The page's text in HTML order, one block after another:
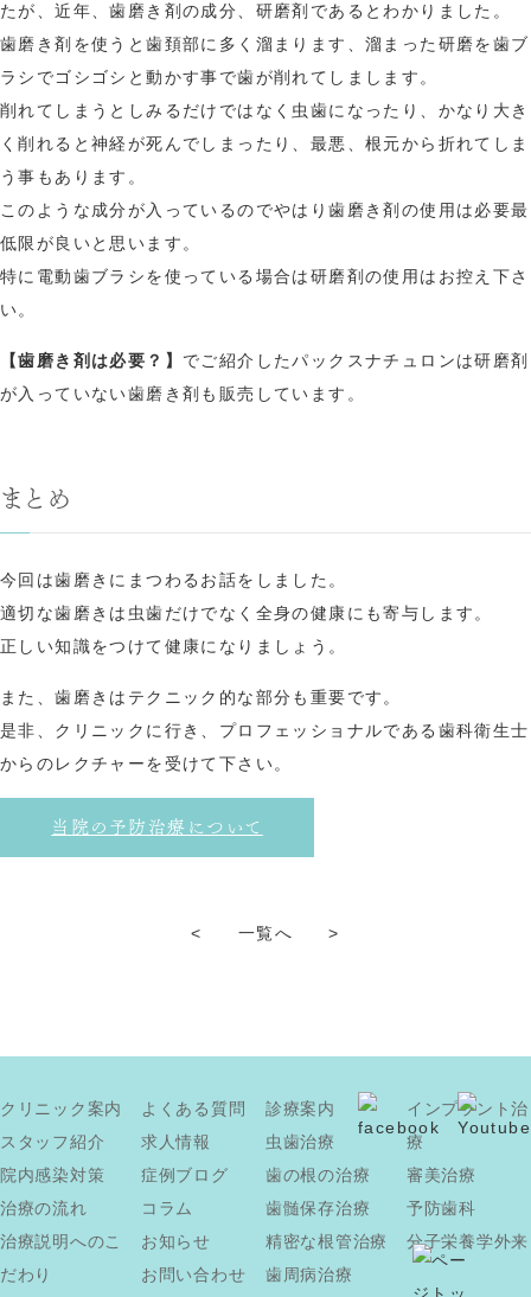
たが、近年、歯磨き剤の成分、研磨剤であるとわかりました。
歯磨き剤を使うと歯頚部に多く溜まります、溜まった研磨を歯ブ
ラシでゴシゴシと動かす事で歯が削れてしまします。
削れてしまうとしみるだけではなく虫歯になったり、かなり大き
く削れると神経が死んでしまったり、最悪、根元から折れてしま
う事もあります。
このような成分が入っているのでやはり歯磨き剤の使用は必要最
低限が良いと思います。
特に電動歯ブラシを使っている場合は研磨剤の使用はお控え下さ
い。
【歯磨き剤は必要？】 でご紹介したパックスナチュロンは研磨剤
が入っていない歯磨き剤も販売しています。
まとめ
今回は歯磨きにまつわるお話をしました。
適切な歯磨きは虫歯だけでなく全身の健康にも寄与します。
正しい知識をつけて健康になりましょう。
また、歯磨きはテクニック的な部分も重要です。
是非、クリニックに行き、プロフェッショナルである歯科衛生士
からのレクチャーを受けて下さい。
当院の予防治療について
< 一覧へ >
クリニック案内
スタッフ紹介
院内感染対策
治療の流れ
治療説明へのこ
だわり
よくある質問
求人情報
症例ブログ
コラム
お知らせ
お問い合わせ
診療案内
虫歯治療
歯の根の治療
歯髄保存治療
精密な根管治療
歯周病治療
インプラント治
療
審美治療
予防歯科
分子栄養学外来